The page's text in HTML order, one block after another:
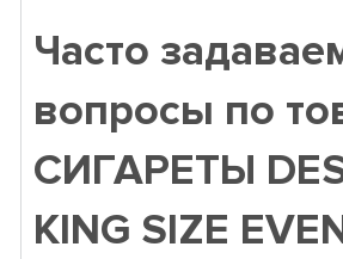
Часто
вопросы по
СИГАРЕТЫ
KING SIZE